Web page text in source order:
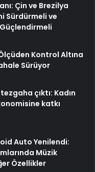
Çin ve Brezilya
Sürdürmeli ve
Kontrol Altına
Sürüyor
çıktı: Kadın
katkı
Auto Yenilendi:
Müzik
Özellikler